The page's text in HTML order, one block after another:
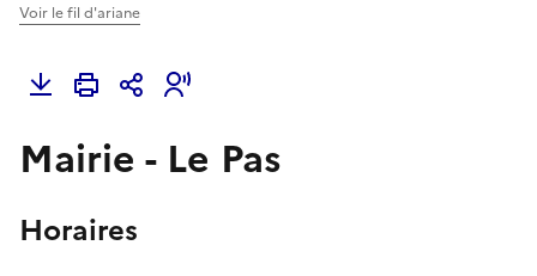
Voir le fil d'ariane
Mairie - Le Pas
Horaires